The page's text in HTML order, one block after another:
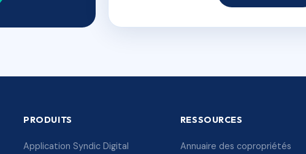
PRODUITS
Application Syndic Digital
RESSOURCES
Annuaire des copropriétés